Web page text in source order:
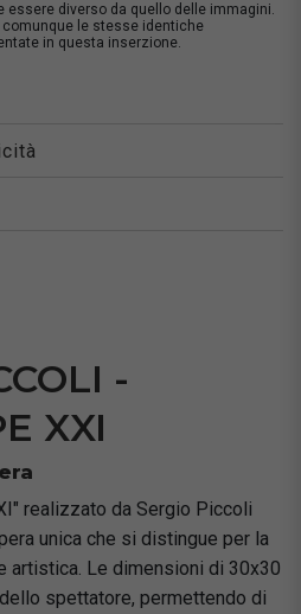
essere diverso da quello delle immagini.
le stesse identiche
in questa inserzione.
-
XXI
realizzato da Sergio Piccoli
unica che si distingue per la
artistica. Le dimensioni di 30x30
spettatore, permettendo di